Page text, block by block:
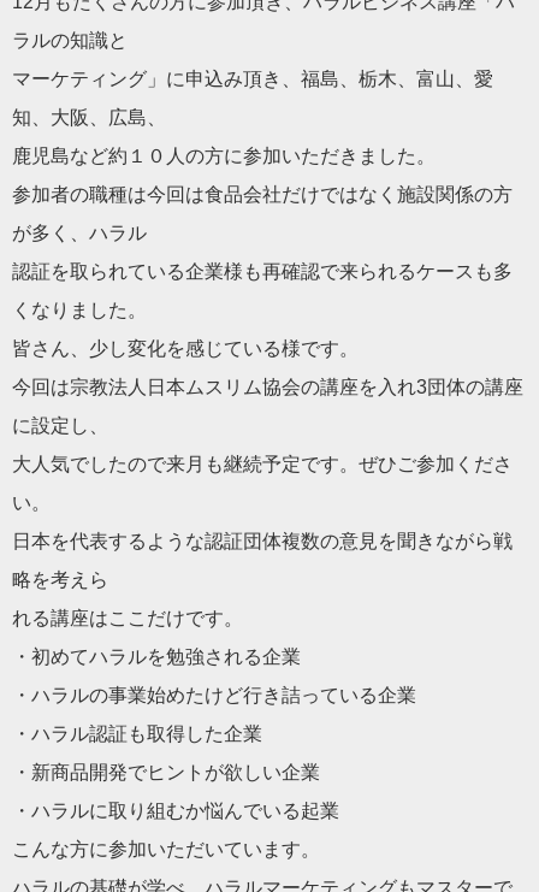
ラルの知識と
マーケティング」に申込み頂き、福島、栃木、富山、愛
知、大阪、
広島、
鹿児島など約１０人の方に参加いただきました。
参加者の職種は今回は食品会社だけではなく施設関係の方
が多く、 ハラル
認証を取られている企業様も再確認で来られるケースも多
くなりま した。
皆さん、少し変化を感じている様です。
今回は宗教法人日本ムスリム協会の講座を入れ3団体の講座
に設定 し、
大人気でしたので来月も継続予定です。ぜひご参加く ださ
い。
日本を代表するような認証団体複数の意見を聞きながら戦
略を考え ら
れる講座はここ だけです。
・初めてハラルを勉強される企業
・ ハラルの事業始めたけど行き詰っている企業
・ ハラル認証も取得した企業
・新商品開発でヒントが欲しい企業
・ ハラルに取り組むか悩んでいる起業
こんな方に参加いただいています。
ハラルの基礎が学べ、 ハラルマーケティングもマスターで